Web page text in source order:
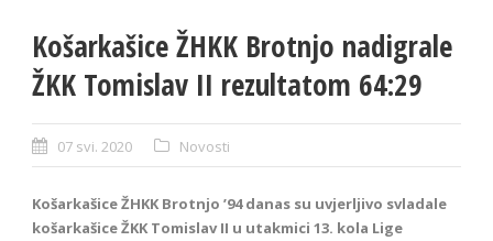
Košarkašice ŽHKK Brotnjo nadigrale
ŽKK Tomislav II rezultatom 64:29
07 svi. 2020 Novosti
Košarkašice ŽHKK Brotnjo ’94 danas su uvjerljivo svladale
košarkašice ŽKK Tomislav II u utakmici 13. kola Lige